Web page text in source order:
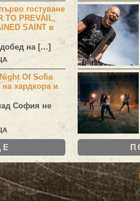
гостуване
TO PREVAIL,
SAINT в
на […]
Of Sofia
на хардкора и
София не